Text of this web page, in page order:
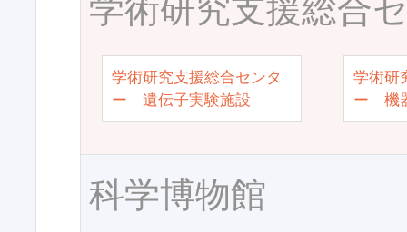
学術研究支援総合
学術研究支援総合センタ
ー 遺伝子実験施設
学術研
ー 機
科学博物館